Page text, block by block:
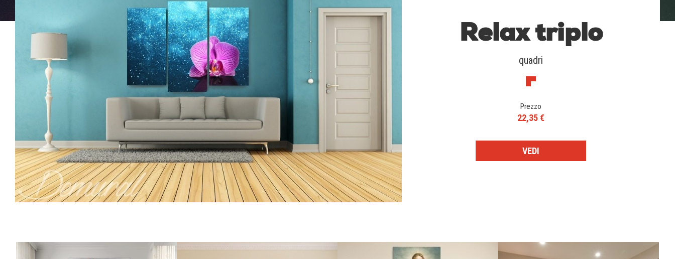
Relax triplo
quadri
Prezzo
22,35 €
VEDI